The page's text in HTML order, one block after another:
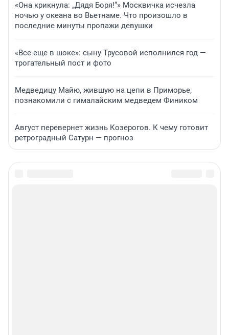
«Она крикнула: „Дядя Боря!“» Москвичка исчезла
ночью у океана во Вьетнаме. Что произошло в
последние минуты пропажи девушки
«Все еще в шоке»: сыну Трусовой исполнился год —
трогательный пост и фото
Медведицу Майю, жившую на цепи в Приморье,
познакомили с гималайским медведем Фиником
Август перевернет жизнь Козерогов. К чему готовит
ретроградный Сатурн — прогноз